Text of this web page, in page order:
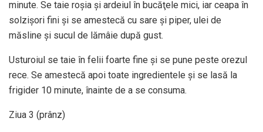
minute. Se taie roşia şi ardeiul în bucăţele mici, iar ceapa în
solzişori fini şi se amestecă cu sare şi piper, ulei de
măsline şi sucul de lămâie după gust.
Usturoiul se taie în felii foarte fine şi se pune peste orezul
rece. Se amestecă apoi toate ingredientele şi se lasă la
frigider 10 minute, înainte de a se consuma.
Ziua 3 (prânz)